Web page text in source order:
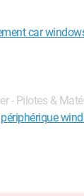
car
- Pilotes &